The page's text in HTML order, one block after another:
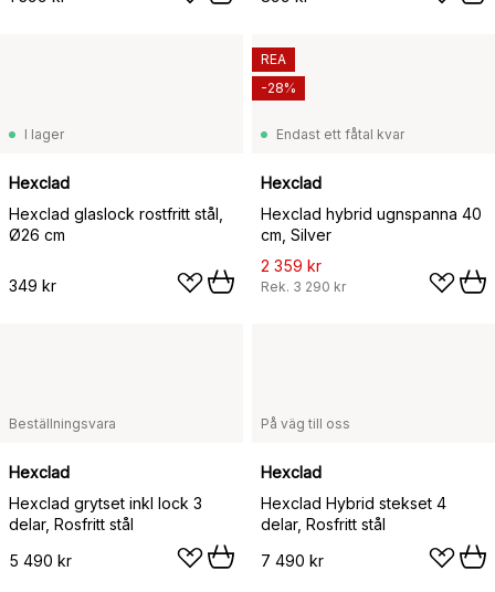
I lager
Hexclad
Hexclad glaslock rostfritt stål,
Ø26 cm
349 kr
Endast ett fåtal kvar
Hexclad
Hexclad hybrid ugnspanna 40
cm, Silver
2 359 kr
Rek. 3 290 kr
REA
-28%
Beställningsvara
Hexclad
Hexclad grytset inkl lock 3
delar, Rosfritt stål
5 490 kr
På väg till oss
Hexclad
Hexclad Hybrid stekset 4
delar, Rosfritt stål
7 490 kr